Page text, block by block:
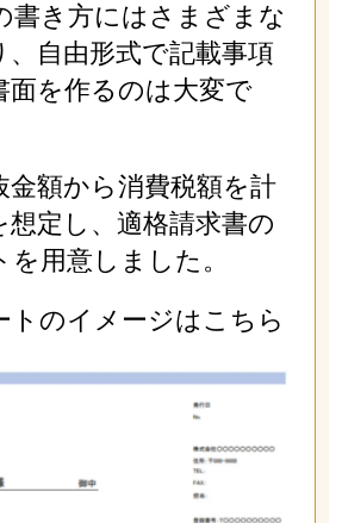
書き方にはさまざまな
自由形式で記載事項
面を作るのは大変で
金額から消費税額を計
定し、適格請求書の
用意しました。
のイメージはこちら